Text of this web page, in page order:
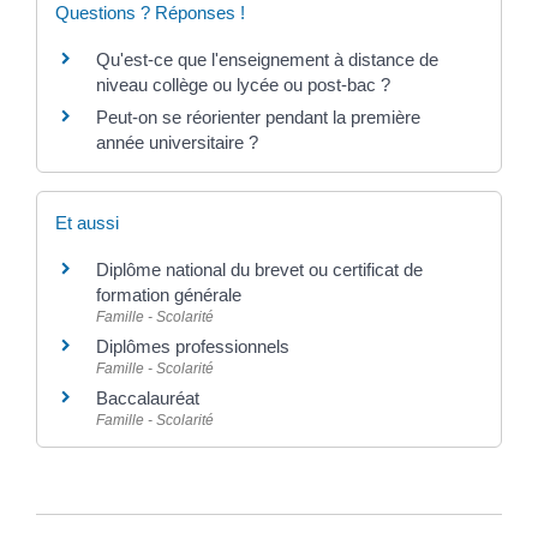
Questions ? Réponses !
Qu'est-ce que l'enseignement à distance de
niveau collège ou lycée ou post-bac ?
Peut-on se réorienter pendant la première
année universitaire ?
Et aussi
Diplôme national du brevet ou certificat de
formation générale
Famille - Scolarité
Diplômes professionnels
Famille - Scolarité
Baccalauréat
Famille - Scolarité